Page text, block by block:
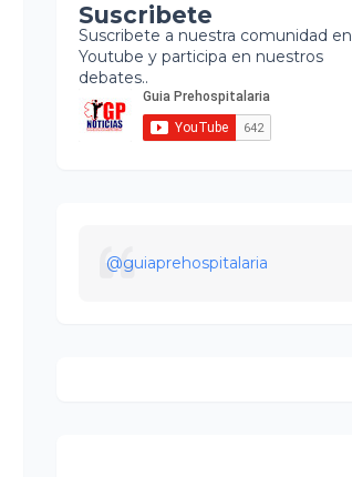
Suscribete
Suscribete a nuestra comunidad en
Youtube y participa en nuestros
debates..
@guiaprehospitalaria